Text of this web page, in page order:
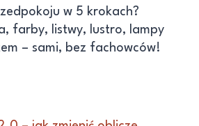
w 5 krokach?
farby, listwy, lustro, lampy
– sami, bez fachowców!